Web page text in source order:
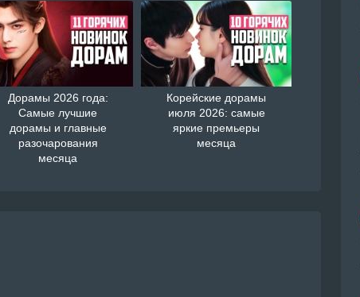
Дорамы 2026 года:
Самые лучшие
дорамы и главные
разочарования
месяца
Корейские дорамы
июля 2026: самые
яркие премьеры
месяца